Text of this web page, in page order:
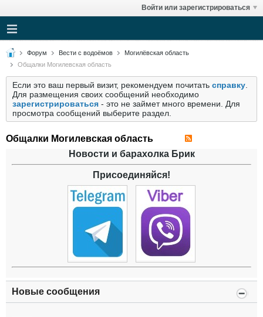
Войти или зарегистрироваться
Форум Вести с водоёмов
Могилёвская область
Общалки Могилевская область
Если это ваш первый визит, рекомендуем почитать справку
Для размещения своих сообщений необходимо
зарегистрироваться - это не займет много времени. Для
просмотра сообщений выберите раздел.
Общалки Могилевская область
Новости и барахолка Брик
Присоединяйся!
Новые сообщения